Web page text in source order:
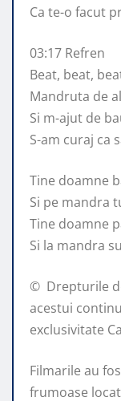
Ca te-o facut
03:17 Refren
Beat, beat,
Mandruta de
Si m-ajut de
S-am curaj ca
Tine doamne
Si pe mandra
Tine doamne
Si la mandra
© ️ Drepturile
acestui
exclusivitate
Filmarile au
frumoase